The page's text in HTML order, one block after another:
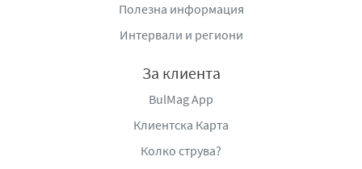
Полезна информация
Интервали и региони
За клиента
BulMag App
Клиентска Карта
Колко струва?